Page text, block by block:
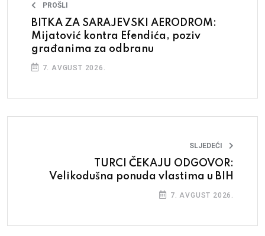
PROŠLI
BITKA ZA SARAJEVSKI AERODROM:
Mijatović kontra Efendića, poziv
građanima za odbranu
7. AVGUST 2026.
SLJEDEĆI
TURCI ČEKAJU ODGOVOR:
Velikodušna ponuda vlastima u BIH
7. AVGUST 2026.